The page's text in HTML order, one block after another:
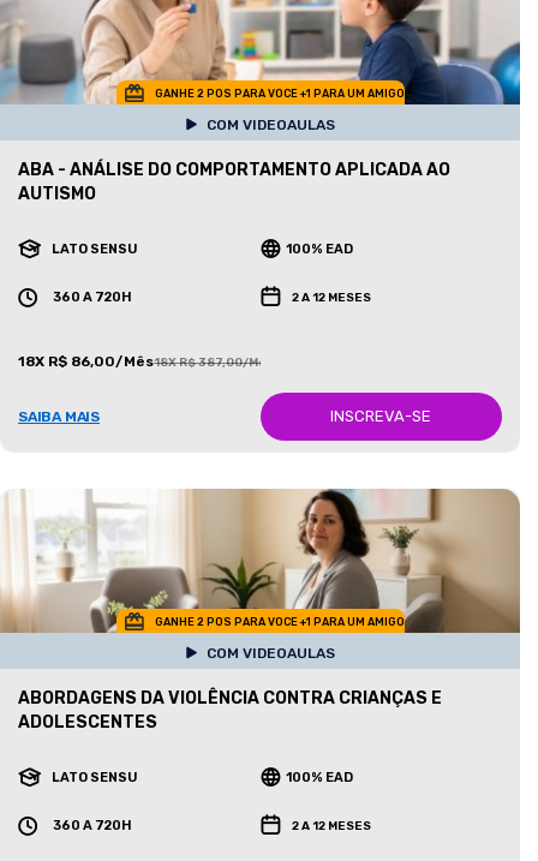
GANHE 2 POS PARA VOCE +1 PARA UM AMIGO
COM VIDEOAULAS
ABA - ANÁLISE DO COMPORTAMENTO APLICADA AO
AUTISMO
LATO SENSU 100% EAD
360 A 720H 2 A 12 MESES
18X R$ 86,00/Mês18X R$ 387,00/Mês
SAIBA MAIS INSCREVA-SE
GANHE 2 POS PARA VOCE +1 PARA UM AMIGO
COM VIDEOAULAS
ABORDAGENS DA VIOLÊNCIA CONTRA CRIANÇAS E
ADOLESCENTES
LATO SENSU 100% EAD
360 A 720H 2 A 12 MESES